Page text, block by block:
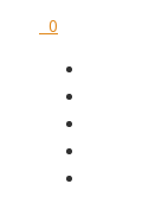
0